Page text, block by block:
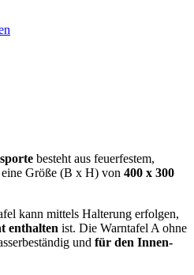
besteht aus feuerfestem,
Größe (B x H) von 400 x 300
kann mittels Halterung erfolgen,
enthalten ist. Die Warntafel A ohne
und für den Innen-